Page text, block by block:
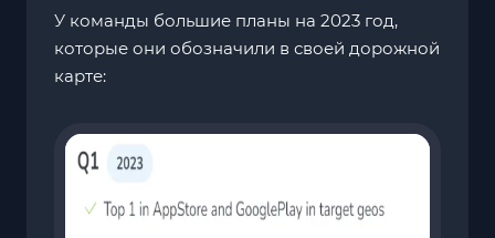
У команды большие планы на 2023 год,
которые они обозначили в своей дорожной
карте: